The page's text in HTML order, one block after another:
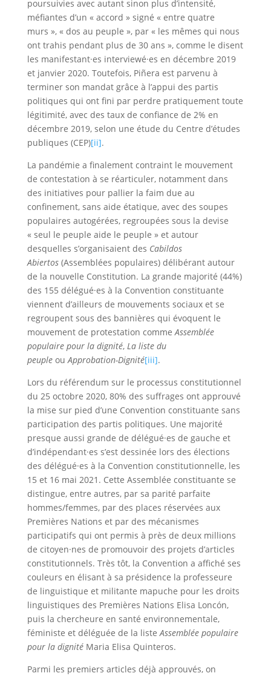
poursuivies avec autant sinon plus d’intensité,
méfiantes d’un « accord » signé « entre quatre
murs », « dos au peuple », par « les mêmes qui nous
ont trahis pendant plus de 30 ans », comme le disent
les manifestant·es interviewé·es en décembre 2019
et janvier 2020. Toutefois, Piñera est parvenu à
terminer son mandat grâce à l’appui des partis
politiques qui ont fini par perdre pratiquement toute
légitimité, avec des taux de confiance de 2% en
décembre 2019, selon une étude du Centre d’études
publiques (CEP)[ii].
La pandémie a finalement contraint le mouvement
de contestation à se réarticuler, notamment dans
des initiatives pour pallier la faim due au
confinement, sans aide étatique, avec des soupes
populaires autogérées, regroupées sous la devise
« seul le peuple aide le peuple » et autour
desquelles s’organisaient des Cabildos
Abiertos(Assemblées populaires) délibérant autour
de la nouvelle Constitution. La grande majorité (44%)
des 155 délégué·es à la Convention constituante
viennent d’ailleurs de mouvements sociaux et se
regroupent sous des bannières qui évoquent le
mouvement de protestation comme Assemblée
populaire pour la dignité, La liste du
peupleou Approbation-Dignité[iii].
Lors du référendum sur le processus constitutionnel
du 25 octobre 2020, 80% des suffrages ont approuvé
la mise sur pied d’une Convention constituante sans
participation des partis politiques. Une majorité
presque aussi grande de délégué·es de gauche et
d’indépendant·es s’est dessinée lors des élections
des délégué·es à la Convention constitutionnelle, les
15 et 16 mai 2021. Cette Assemblée constituante se
distingue, entre autres, par sa parité parfaite
hommes/femmes, par des places réservées aux
Premières Nations et par des mécanismes
participatifs qui ont permis à près de deux millions
de citoyen·nes de promouvoir des projets d’articles
constitutionnels. Très tôt, la Convention a affiché ses
couleurs en élisant à sa présidence la professeure
de linguistique et militante mapuche pour les droits
linguistiques des Premières Nations Elisa Loncón,
puis la chercheure en santé environnementale,
féministe et déléguée de la liste Assemblée populaire
pour la dignitéMaria Elisa Quinteros.
Parmi les premiers articles déjà approuvés, on